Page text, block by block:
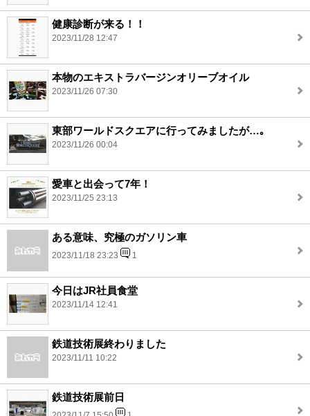
健康診断が来る！！
2023/11/28 12:47
本物のエキストラバージンオリーブオイル
2023/11/26 07:30
東部ワールドスクエアに行ってみましたが…｡
2023/11/26 00:04
愛車と出会って7年！
2023/11/25 23:13
ある意味、究極のガソリン車
2023/11/18 23:23 1
今日はJR社員食堂
2023/11/14 12:41
鉄道技術展終わりました
2023/11/11 10:22
鉄道技術展前日